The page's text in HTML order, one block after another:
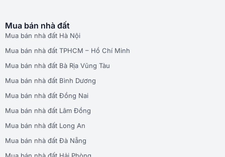
Mua bán nhà đất
Mua bán nhà đất Hà Nội
Mua bán nhà đất TPHCM – Hồ Chí Minh
Mua bán nhà đất Bà Rịa Vũng Tàu
Mua bán nhà đất Bình Dương
Mua bán nhà đất Đồng Nai
Mua bán nhà đất Lâm Đồng
Mua bán nhà đất Long An
Mua bán nhà đất Đà Nẵng